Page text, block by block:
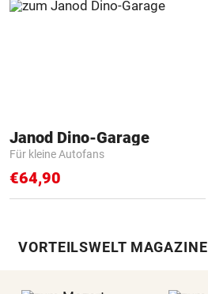
Janod Dino-Garage
Für kleine Autofans
€64,90
VORTEILSWELT MAGAZINE